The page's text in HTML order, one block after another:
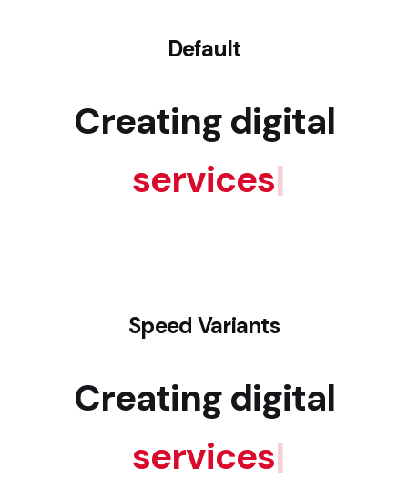
Default
Creating digital
services|
Speed Variants
Creating digital
services|